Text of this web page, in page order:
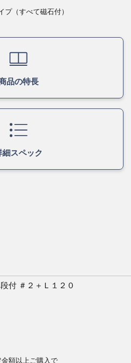
プ（すべて磁石付）
品の特長
細スペック
付 ＃２＋Ｌ１２０
金額以上ご購入で